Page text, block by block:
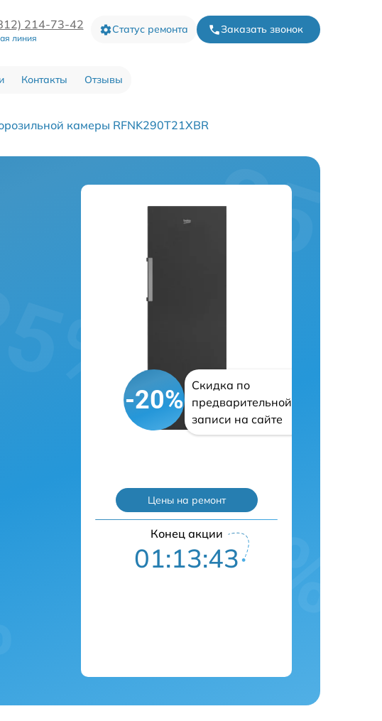
214-73-42
линия
Статус ремонта Заказать звонок
Контакты Отзывы
камеры RFNK290T21XBR
-20%
Скидка по
предварительной
записи на сайте
Цены на ремонт
Конец акции
01:13:42